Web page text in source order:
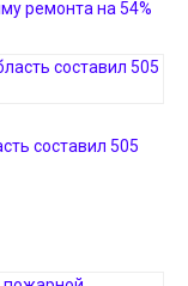
ремонта на 54%
составил 505